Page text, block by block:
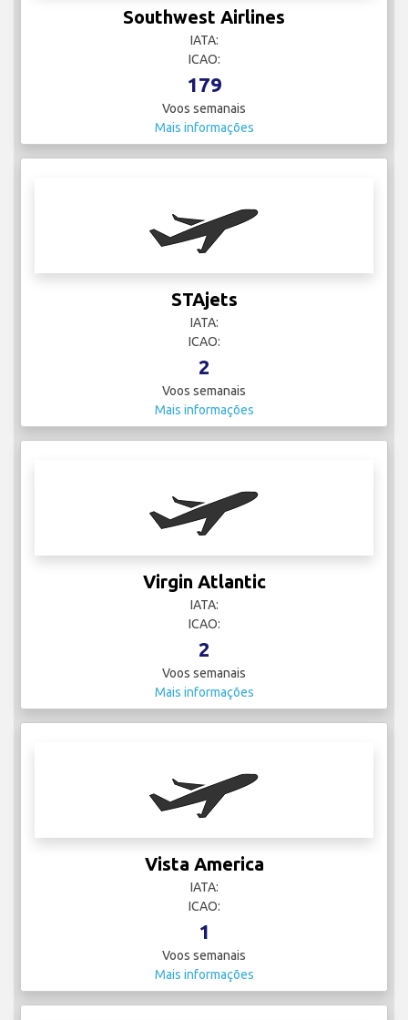
Southwest Airlines
IATA:
ICAO:
179
Voos semanais
Mais informações
STAjets
IATA:
ICAO:
2
Voos semanais
Mais informações
Virgin Atlantic
IATA:
ICAO:
2
Voos semanais
Mais informações
Vista America
IATA:
ICAO:
1
Voos semanais
Mais informações